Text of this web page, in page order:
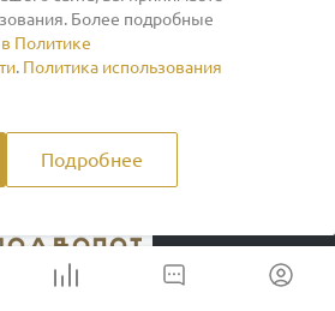
Более подробные
в Политике
. Политика использования
Подробнее
Ильин Дмитрий